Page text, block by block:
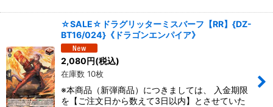
☆SALE☆ドラグリッターミスバーフ【RR】{DZ-
BT16/024}《ドラゴンエンパイア》
2,080円(税込)
在庫数 10枚
※本商品（新弾商品）につきましては、 入金期限
を【ご注文日から数えて3日以内】とさせていた